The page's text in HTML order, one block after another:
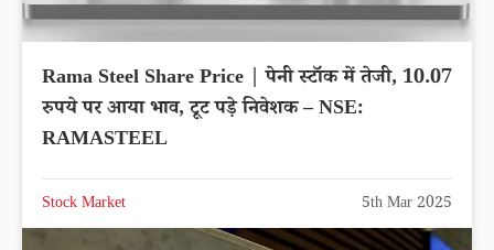
Rama Steel Share Price | पेनी स्टॉक में तेजी, 10.07
रुपये पर आया भाव, टूट पड़े निवेशक – NSE:
RAMASTEEL
Stock Market 5th Mar 2025